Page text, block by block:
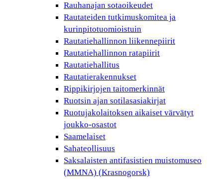
Rauhanajan sotaoikeudet
Rautateiden tutkimuskomitea ja
kurinpitotuomioistuin
Rautatiehallinnon liikennepiirit
Rautatiehallinnon ratapiirit
Rautatiehallitus
Rautatierakennukset
Rippikirjojen taitomerkinnät
Ruotsin ajan sotilasasiakirjat
Ruotujakolaitoksen aikaiset värvätyt
joukko-osastot
Saamelaiset
Sahateollisuus
Saksalaisten antifasistien muistomuseo
(MMNA) (Krasnogorsk)